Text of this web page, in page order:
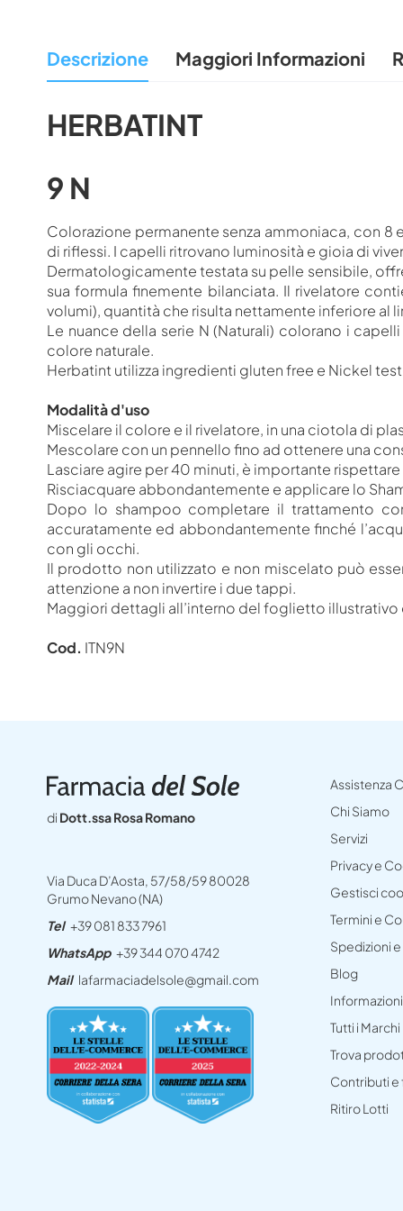
galleria
di
Descrizione
HERBATINT
9 N
Colorazione permanente senza ammoniaca, con
di riflessi. I capelli ritrovano luminosità e gioia di
Dermatologicamente testata su pelle sensibile,
sua formula finemente bilanciata. Il rivelatore
volumi), quantità che risulta nettamente inferiore al
Le nuance della serie N (Naturali) colorano i
colore naturale.
Herbatint utilizza ingredienti gluten free e Nickel
Modalità d'uso
Miscelare il colore e il rivelatore, in una ciotola di
Mescolare con un pennello fino ad ottenere una
Lasciare agire per 40 minuti, è importante
Risciacquare abbondantemente e applicare lo
Dopo lo shampoo completare il trattamento
accuratamente ed abbondantemente finché
con gli occhi.
Il prodotto non utilizzato e non miscelato può
attenzione a non invertire i due tappi.
Maggiori dettagli all’interno del foglietto
Cod. ITN9N
Maggiori Informazioni
di Dott.ssa Rosa Romano
Via Duca D’Aosta, 57/58/59 80028
Grumo Nevano (NA)
Tel +39 081 833 7961
WhatsApp +39 344 070 4742
Mail lafarmaciadelsole@gmail.com
Assistenza
Chi Siamo
Servizi
Privacy e
Gestisci
Termini e
Spedizioni
Blog
Tutti i Marchi
Trova
Contributi e
Ritiro Lotti